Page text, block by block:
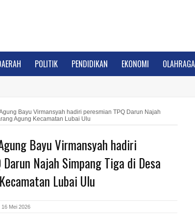
POLITIK PENDIDIKAN EKONOMI OLAHRAGA
Bayu Virmansyah hadiri peresmian TPQ Darun Najah
Agung Kecamatan Lubai Ulu
Bayu Virmansyah hadiri
Najah Simpang Tiga di Desa
Lubai Ulu
16 Mei 2026